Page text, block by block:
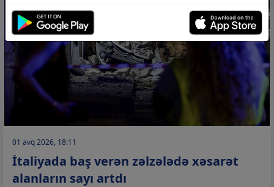
01 avq 2026, 18:11
İtaliyada baş verən zəlzələdə xəsarət
alanların sayı artdı